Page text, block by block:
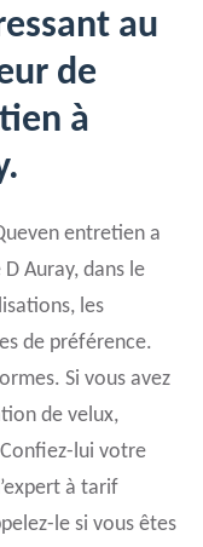
au
de
à
entretien a
Auray, dans le
les
de préférence.
Si vous avez
de velux,
lui votre
à tarif
le si vous êtes